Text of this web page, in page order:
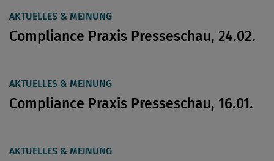
AKTUELLES & MEINUNG
Compliance Praxis Presseschau, 24.02.
AKTUELLES & MEINUNG
Compliance Praxis Presseschau, 16.01.
AKTUELLES & MEINUNG